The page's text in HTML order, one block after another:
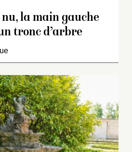
nu, la main gauche
tronc d’arbre